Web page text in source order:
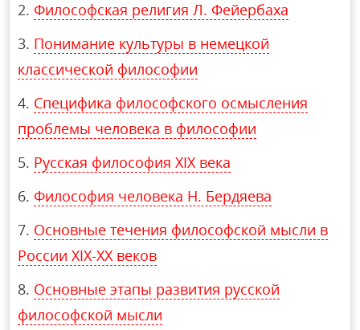
Философская религия Л. Фейербаха
Понимание культуры в немецкой
классической философии
Специфика философского осмысления
проблемы человека в философии
Русская философия XIX века
Философия человека Н. Бердяева
Основные течения философской мысли в
России XIX-XX веков
Основные этапы развития русской
философской мысли